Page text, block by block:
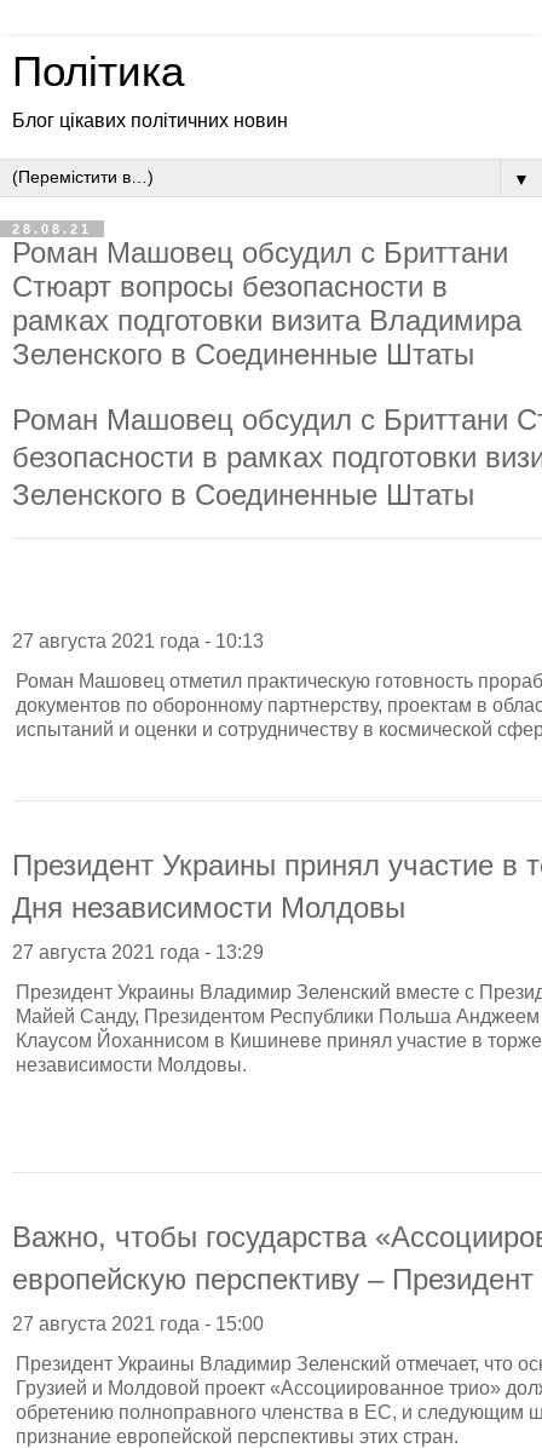
Політика
Блог цікавих політичних новин
▼
28.08.21
Роман Машовец обсудил с Бриттани
Стюарт вопросы безопасности в
рамках подготовки визита Владимира
Зеленского в Соединенные Штаты
Роман Машовец обсудил с Бриттани
безопасности в рамках подготовки
Зеленского в Соединенные Штаты
27 августа 2021 года - 10:13
Роман Машовец отметил практическую готовность
документов по оборонному партнерству, проектам в
испытаний и оценки и сотрудничеству в космической
Президент Украины принял участие в
Дня независимости Молдовы
27 августа 2021 года - 13:29
Президент Украины Владимир Зеленский вместе с
Майей Санду, Президентом Республики Польша
Клаусом Йоханнисом в Кишиневе принял участие в
независимости Молдовы.
Важно, чтобы государства
европейскую перспективу –
27 августа 2021 года - 15:00
Президент Украины Владимир Зеленский отмечает, что
Грузией и Молдовой проект «Ассоциированное трио»
обретению полноправного членства в ЕС, и следующим
признание европейской перспективы этих стран.